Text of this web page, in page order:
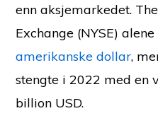
enn aksjemarkedet.
Exchange (NYSE)
amerikanske dollar,
stengte i 2022 med en
billion USD.